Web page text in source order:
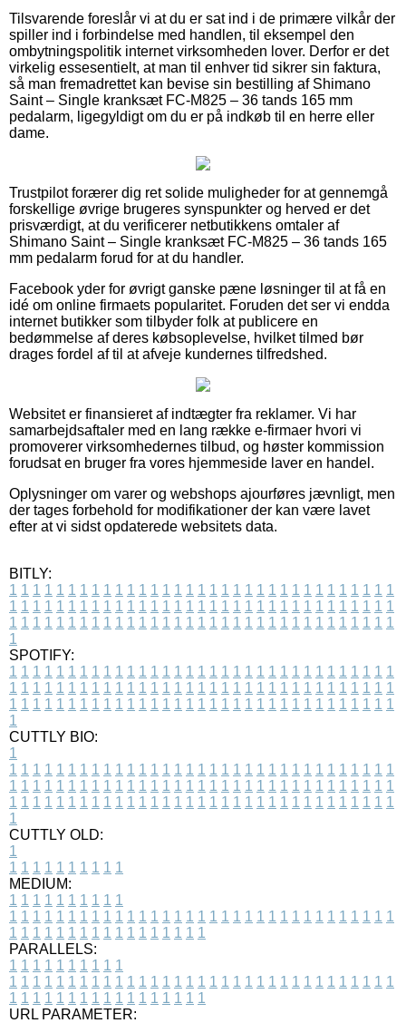
Tilsvarende foreslår vi at du er sat ind i de primære vilkår der
spiller ind i forbindelse med handlen, til eksempel den
ombytningspolitik internet virksomheden lover. Derfor er det
virkelig essesentielt, at man til enhver tid sikrer sin faktura,
så man fremadrettet kan bevise sin bestilling af Shimano
Saint – Single kranksæt FC-M825 – 36 tands 165 mm
pedalarm, ligegyldigt om du er på indkøb til en herre eller
dame.
Trustpilot forærer dig ret solide muligheder for at gennemgå
forskellige øvrige brugeres synspunkter og herved er det
prisværdigt, at du verificerer netbutikkens omtaler af
Shimano Saint – Single kranksæt FC-M825 – 36 tands 165
mm pedalarm forud for at du handler.
Facebook yder for øvrigt ganske pæne løsninger til at få en
idé om online firmaets popularitet. Foruden det ser vi endda
internet butikker som tilbyder folk at publicere en
bedømmelse af deres købsoplevelse, hvilket tilmed bør
drages fordel af til at afveje kundernes tilfredshed.
Websitet er finansieret af indtægter fra reklamer. Vi har
samarbejdsaftaler med en lang række e-firmaer hvori vi
promoverer virksomhedernes tilbud, og høster kommission
forudsat en bruger fra vores hjemmeside laver en handel.
Oplysninger om varer og webshops ajourføres jævnligt, men
der tages forbehold for modifikationer der kan være lavet
efter at vi sidst opdaterede websitets data.
BITLY:
1 1 1 1 1 1 1 1 1 1 1 1 1 1 1 1 1 1 1 1 1 1 1 1 1 1 1 1 1 1 1 1 1
1 1 1 1 1 1 1 1 1 1 1 1 1 1 1 1 1 1 1 1 1 1 1 1 1 1 1 1 1 1 1 1 1
1 1 1 1 1 1 1 1 1 1 1 1 1 1 1 1 1 1 1 1 1 1 1 1 1 1 1 1 1 1 1 1 1
1
SPOTIFY:
1 1 1 1 1 1 1 1 1 1 1 1 1 1 1 1 1 1 1 1 1 1 1 1 1 1 1 1 1 1 1 1 1
1 1 1 1 1 1 1 1 1 1 1 1 1 1 1 1 1 1 1 1 1 1 1 1 1 1 1 1 1 1 1 1 1
1 1 1 1 1 1 1 1 1 1 1 1 1 1 1 1 1 1 1 1 1 1 1 1 1 1 1 1 1 1 1 1 1
1
CUTTLY BIO:
1
1 1 1 1 1 1 1 1 1 1 1 1 1 1 1 1 1 1 1 1 1 1 1 1 1 1 1 1 1 1 1 1 1
1 1 1 1 1 1 1 1 1 1 1 1 1 1 1 1 1 1 1 1 1 1 1 1 1 1 1 1 1 1 1 1 1
1 1 1 1 1 1 1 1 1 1 1 1 1 1 1 1 1 1 1 1 1 1 1 1 1 1 1 1 1 1 1 1 1
1
CUTTLY OLD:
1
1 1 1 1 1 1 1 1 1 1
MEDIUM:
1 1 1 1 1 1 1 1 1 1
1 1 1 1 1 1 1 1 1 1 1 1 1 1 1 1 1 1 1 1 1 1 1 1 1 1 1 1 1 1 1 1 1
1 1 1 1 1 1 1 1 1 1 1 1 1 1 1 1 1
PARALLELS:
1 1 1 1 1 1 1 1 1 1
1 1 1 1 1 1 1 1 1 1 1 1 1 1 1 1 1 1 1 1 1 1 1 1 1 1 1 1 1 1 1 1 1
1 1 1 1 1 1 1 1 1 1 1 1 1 1 1 1 1
URL PARAMETER: